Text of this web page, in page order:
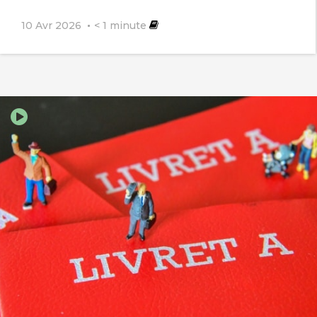
tenir compte, c’est être sommairement
obsédé par une archaïque lutte des
classes, au point, d’une part d’ignorer
que richesse et pauvreté sont des
données relatives, et d’autre part traiter
d’inégalités sociales en se livrant aux
pires amalgames.
10 Avr 2026 < 1 minute